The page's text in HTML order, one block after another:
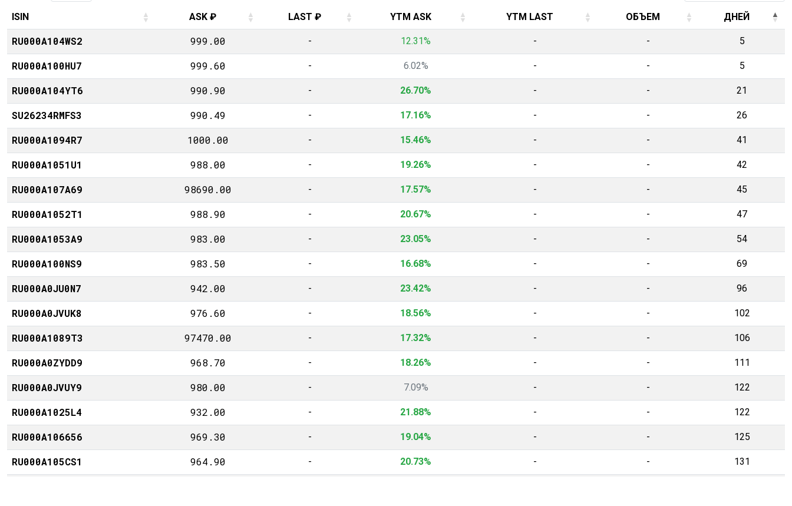
ISIN ASK ₽ LAST ₽ YTM ASK YTM LAST ОБЪЕМ
ДНЕЙ
ISIN
ASK ₽ YTM ASK ДНЕЙ
RU000A104WS2 999.00 - 12.31% - - 5
RU000A100HU7 999.60 - 6.02% - - 5
RU000A104YT6 990.90 - 26.70% - - 21
SU26234RMFS3 990.49 - 17.16% - - 26
RU000A1094R7 1000.00 - 15.46% - - 41
RU000A1051U1 988.00 - 19.26% - - 42
RU000A107A69 98690.00 - 17.57% - - 45
RU000A1052T1 988.90 - 20.67% - - 47
RU000A1053A9 983.00 - 23.05% - - 54
RU000A100NS9 983.50 - 16.68% - - 69
RU000A0JU0N7 942.00 - 23.42% - - 96
RU000A0JVUK8 976.60 - 18.56% - - 102
RU000A1089T3 97470.00 - 17.32% - - 106
RU000A0ZYDD9 968.70 - 18.26% - - 111
RU000A0JVUY9 980.00 - 7.09% - - 122
RU000A1025L4 932.00 - 21.88% - - 122
RU000A106656 969.30 - 19.04% - - 125
RU000A105CS1 964.90 - 20.73% - - 131